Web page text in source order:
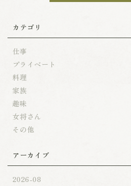
カテゴリ
仕事
プライベート
料理
家族
趣味
女将さん
その他
アーカイブ
2026-08